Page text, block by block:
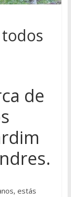
de
estás